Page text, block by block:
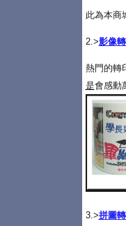
此為本商
2.>影像
熱門的轉
是會感動
3.>拼圖